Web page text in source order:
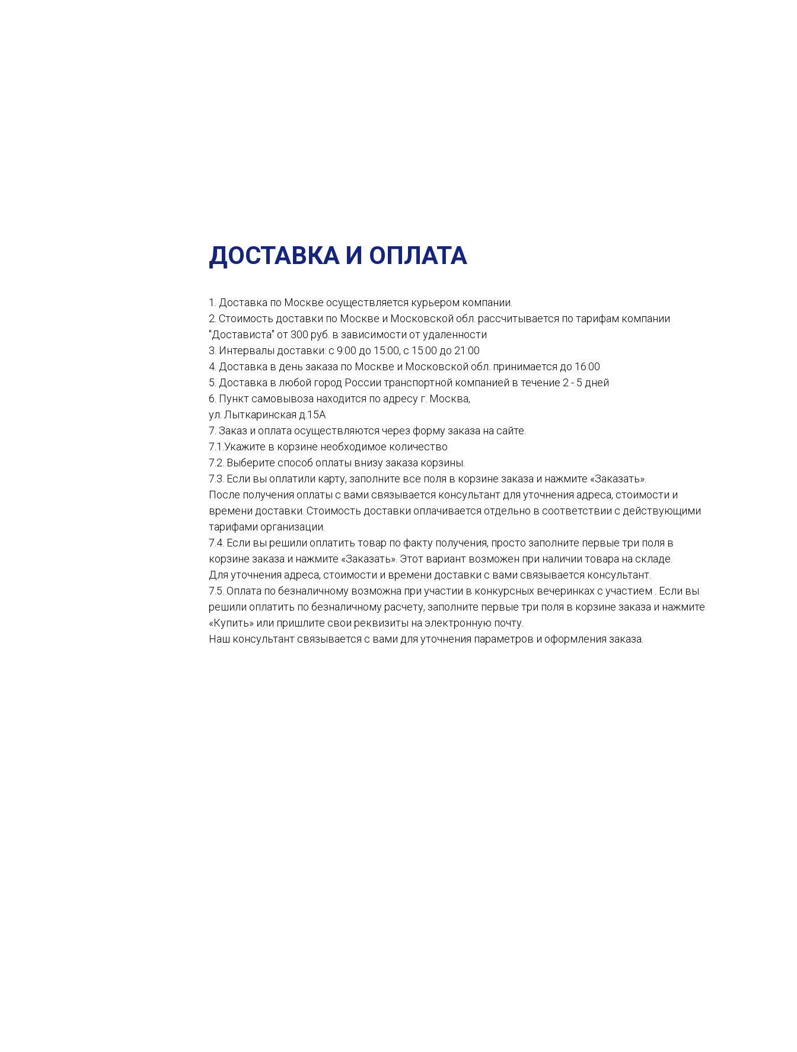
ДОСТАВКА И ОПЛАТА
1. Доставка по Москве осуществляется курьером компании.
2. Стоимость доставки по Москве и Московской обл. рассчитывается по тарифам компании
"Достависта" от 300 руб. в зависимости от удаленности
3. Интервалы доставки: с 9:00 до 15:00, с 15:00 до 21:00
4. Доставка в день заказа по Москве и Московской обл. принимается до 16:00
5. Доставка в любой город России транспортной компанией в течение 2 - 5 дней
6. Пункт самовывоза находится по адресу г. Москва,
ул. Лыткаринская д.15А
7. Заказ и оплата осуществляются через форму заказа на сайте.
7.1.Укажите в корзине необходимое количество
7.2. Выберите способ оплаты внизу заказа корзины.
7.3. Если вы оплатили карту, заполните все поля в корзине заказа и нажмите «Заказать».
После получения оплаты с вами связывается консультант для уточнения адреса, стоимости и
времени доставки. Стоимость доставки оплачивается отдельно в соответствии с действующими
тарифами организации.
7.4. Если вы решили оплатить товар по факту получения, просто заполните первые три поля в
корзине заказа и нажмите «Заказать». Этот вариант возможен при наличии товара на складе.
Для уточнения адреса, стоимости и времени доставки с вами связывается консультант.
7.5. Оплата по безналичному возможна при участии в конкурсных вечеринках с участием . Если вы
решили оплатить по безналичному расчету, заполните первые три поля в корзине заказа и нажмите
«Купить» или пришлите свои реквизиты на электронную почту.
Наш консультант связывается с вами для уточнения параметров и оформления заказа.